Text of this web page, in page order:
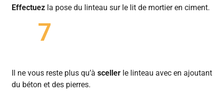
Effectuez la pose du linteau sur le lit de mortier en ciment.
7
Il ne vous reste plus qu’à sceller le linteau avec en ajoutant
du béton et des pierres.